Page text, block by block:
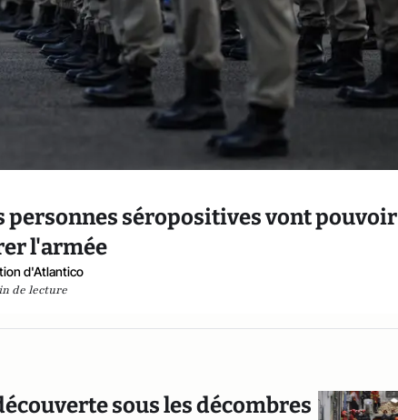
personnes séropositives vont pouvoir
l'armée
d'Atlantico
de lecture
sous les décombres